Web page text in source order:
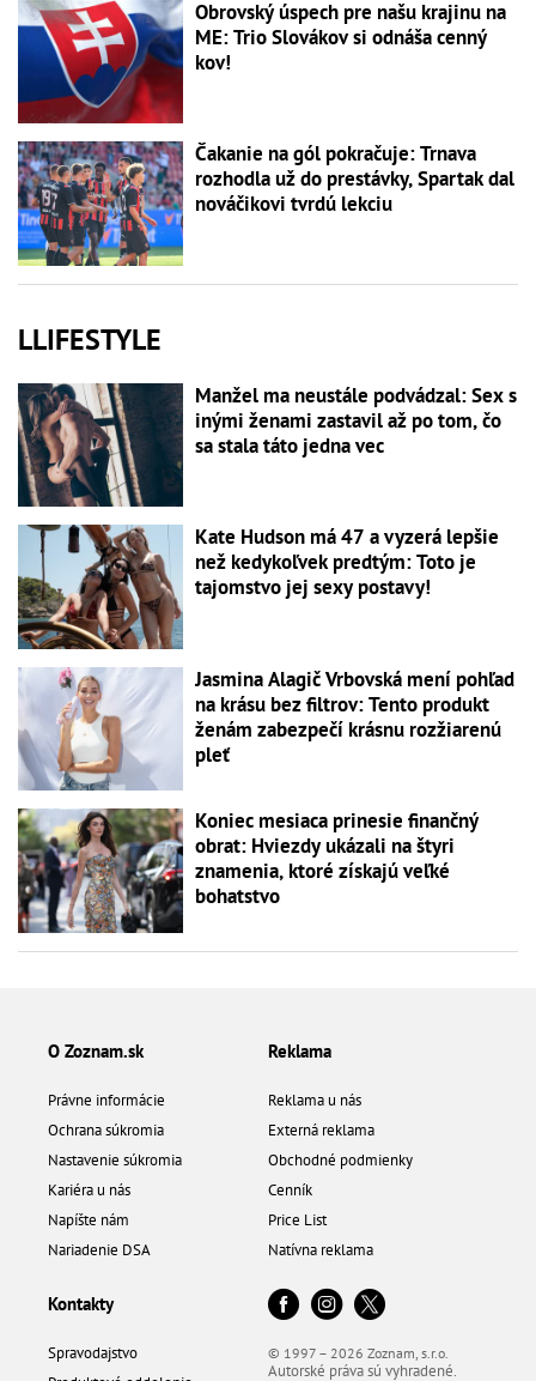
Obrovský úspech pre našu krajinu na
ME: Trio Slovákov si odnáša cenný
kov!
Čakanie na gól pokračuje: Trnava
rozhodla už do prestávky, Spartak dal
nováčikovi tvrdú lekciu
LLIFESTYLE
Manžel ma neustále podvádzal: Sex s
inými ženami zastavil až po tom, čo
sa stala táto jedna vec
Kate Hudson má 47 a vyzerá lepšie
než kedykoľvek predtým: Toto je
tajomstvo jej sexy postavy!
Jasmina Alagič Vrbovská mení pohľad
na krásu bez filtrov: Tento produkt
ženám zabezpečí krásnu rozžiarenú
pleť
Koniec mesiaca prinesie finančný
obrat: Hviezdy ukázali na štyri
znamenia, ktoré získajú veľké
bohatstvo
O Zoznam.sk
Právne informácie
Ochrana súkromia
Nastavenie súkromia
Kariéra u nás
Napíšte nám
Nariadenie DSA
Reklama
Reklama u nás
Externá reklama
Obchodné podmienky
Cenník
Price List
Natívna reklama
Kontakty
Spravodajstvo
© 1997 – 2026 Zoznam, s.r.o.
Autorské práva sú vyhradené.